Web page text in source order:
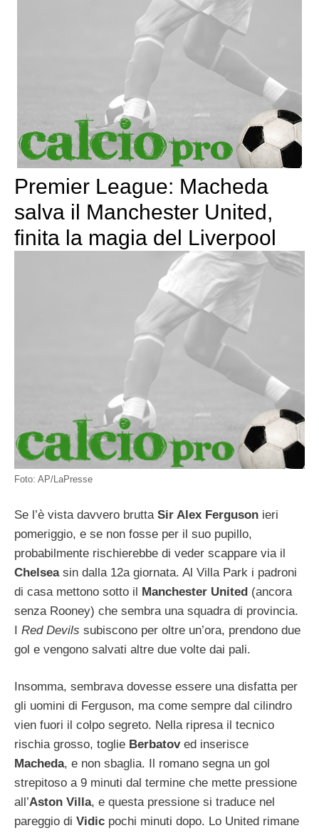
Premier League: Macheda
salva il Manchester United,
finita la magia del Liverpool
Foto: AP/LaPresse
Se l’è vista davvero brutta Sir Alex Ferguson ieri
pomeriggio, e se non fosse per il suo pupillo,
probabilmente rischierebbe di veder scappare via il
Chelsea sin dalla 12a giornata. Al Villa Park i padroni
di casa mettono sotto il Manchester United (ancora
senza Rooney) che sembra una squadra di provincia.
I Red Devils subiscono per oltre un’ora, prendono due
gol e vengono salvati altre due volte dai pali.
Insomma, sembrava dovesse essere una disfatta per
gli uomini di Ferguson, ma come sempre dal cilindro
vien fuori il colpo segreto. Nella ripresa il tecnico
rischia grosso, toglie Berbatov ed inserisce
Macheda, e non sbaglia. Il romano segna un gol
strepitoso a 9 minuti dal termine che mette pressione
all’Aston Villa, e questa pressione si traduce nel
pareggio di Vidic pochi minuti dopo. Lo United rimane